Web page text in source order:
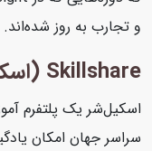
و تجارب به روز شده‌اند.
Skillshare (اسکیل شیر)
اسکیل‌شر یک پلتفرم
سراسر جهان امکان